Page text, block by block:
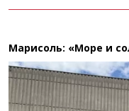
Марисоль: «Море и